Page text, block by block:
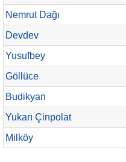
Nemrut Dağı
Devdev
Yusufbey
Göllüce
Budikyan
Yukarı Çinpolat
Milköy